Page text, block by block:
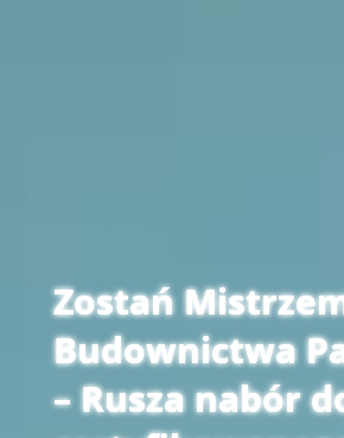
Zostań
Budownictwa
– Rusza nabór